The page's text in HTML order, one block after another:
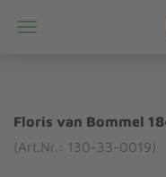
Floris van Bommel
(Art.Nr.: 130-33-0019)